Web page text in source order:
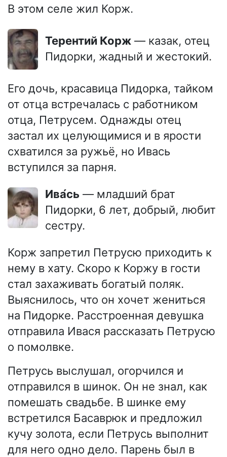
В этом селе жил Корж.
Терентий Корж — казак, отец
Пидорки, жадный и жестокий.
Его дочь, красавица Пидорка, тайком
от отца встречалась с работником
отца, Петрусем. Однажды отец
застал их целующимися и в ярости
схватился за ружьё, но Ивась
вступился за парня.
Ива́сь — младший брат
Пидорки, 6 лет, добрый, любит
сестру.
Корж запретил Петрусю приходить к
нему в хату. Скоро к Коржу в гости
стал захаживать богатый поляк.
Выяснилось, что он хочет жениться
на Пидорке. Расстроенная девушка
отправила Ивася рассказать Петрусю
о помолвке.
Петрусь выслушал, огорчился и
отправился в шинок. Он не знал, как
помешать свадьбе. В шинке ему
встретился Басаврюк и предложил
кучу золота, если Петрусь выполнит
для него одно дело. Парень был в